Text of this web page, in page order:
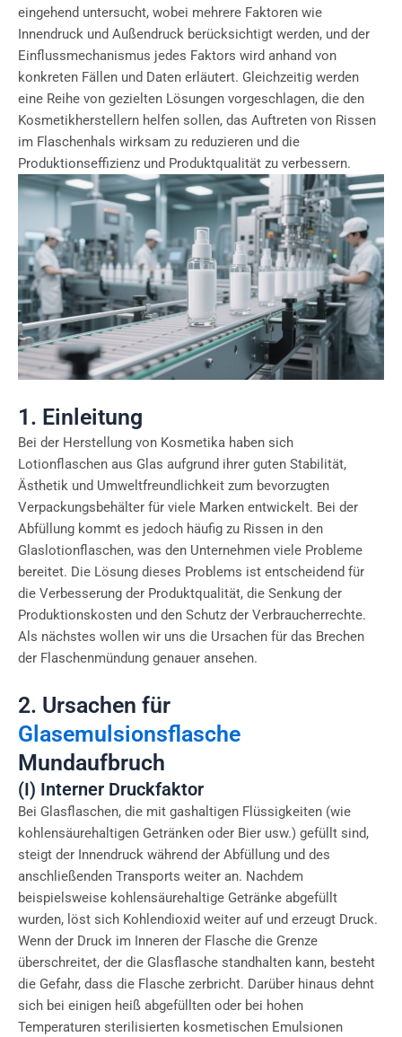
eingehend untersucht, wobei mehrere Faktoren wie
Innendruck und Außendruck berücksichtigt werden, und der
Einflussmechanismus jedes Faktors wird anhand von
konkreten Fällen und Daten erläutert. Gleichzeitig werden
eine Reihe von gezielten Lösungen vorgeschlagen, die den
Kosmetikherstellern helfen sollen, das Auftreten von Rissen
im Flaschenhals wirksam zu reduzieren und die
Produktionseffizienz und Produktqualität zu verbessern.
1. Einleitung
Bei der Herstellung von Kosmetika haben sich
Lotionflaschen aus Glas aufgrund ihrer guten Stabilität,
Ästhetik und Umweltfreundlichkeit zum bevorzugten
Verpackungsbehälter für viele Marken entwickelt. Bei der
Abfüllung kommt es jedoch häufig zu Rissen in den
Glaslotionflaschen, was den Unternehmen viele Probleme
bereitet. Die Lösung dieses Problems ist entscheidend für
die Verbesserung der Produktqualität, die Senkung der
Produktionskosten und den Schutz der Verbraucherrechte.
Als nächstes wollen wir uns die Ursachen für das Brechen
der Flaschenmündung genauer ansehen.
2. Ursachen für
Glasemulsionsflasche
Mundaufbruch
(I) Interner Druckfaktor
Bei Glasflaschen, die mit gashaltigen Flüssigkeiten (wie
kohlensäurehaltigen Getränken oder Bier usw.) gefüllt sind,
steigt der Innendruck während der Abfüllung und des
anschließenden Transports weiter an. Nachdem
beispielsweise kohlensäurehaltige Getränke abgefüllt
wurden, löst sich Kohlendioxid weiter auf und erzeugt Druck.
Wenn der Druck im Inneren der Flasche die Grenze
überschreitet, der die Glasflasche standhalten kann, besteht
die Gefahr, dass die Flasche zerbricht. Darüber hinaus dehnt
sich bei einigen heiß abgefüllten oder bei hohen
Temperaturen sterilisierten kosmetischen Emulsionen